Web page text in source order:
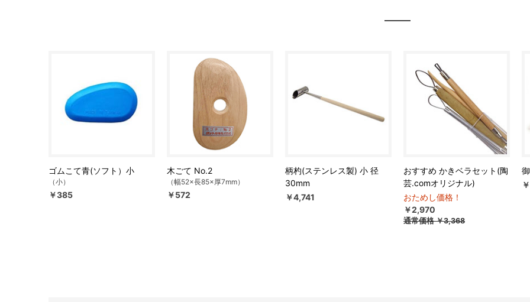
ゴムこて青(ソフト）小
（小）
￥385
木ごて No.2
（幅52×長85×厚7mm）
￥572
柄杓(ステンレス製) 小 径
30mm
￥4,741
おすすめ かきベラセット(陶
芸.comオリジナル)
おためし価格！
￥2,970
通常価格￥3,368